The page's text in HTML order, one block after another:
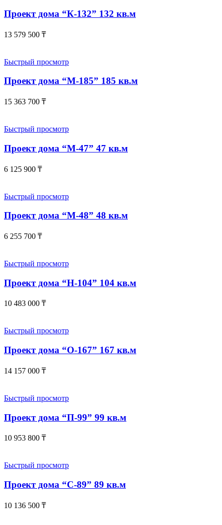
Проект дома “К-132” 132 кв.м
13 579 500 ₸
Быстрый просмотр
Проект дома “М-185” 185 кв.м
15 363 700 ₸
Быстрый просмотр
Проект дома “М-47” 47 кв.м
6 125 900 ₸
Быстрый просмотр
Проект дома “М-48” 48 кв.м
6 255 700 ₸
Быстрый просмотр
Проект дома “Н-104” 104 кв.м
10 483 000 ₸
Быстрый просмотр
Проект дома “О-167” 167 кв.м
14 157 000 ₸
Быстрый просмотр
Проект дома “П-99” 99 кв.м
10 953 800 ₸
Быстрый просмотр
Проект дома “С-89” 89 кв.м
10 136 500 ₸